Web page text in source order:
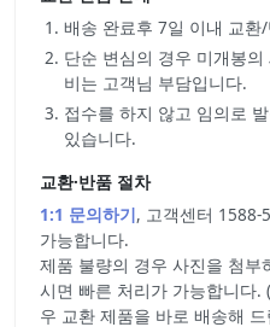
배송 완료후 7일 이내 교환
단순 변심의 경우 미개봉
비는 고객님 부담입니다.
접수를 하지 않고 임의로
있습니다.
교환·반품 절차
1:1 문의하기, 고객센터 1588-
가능합니다.
제품 불량의 경우 사진을 첨부
시면 빠른 처리가 가능합니다.
우 교환 제품을 바로 배송해